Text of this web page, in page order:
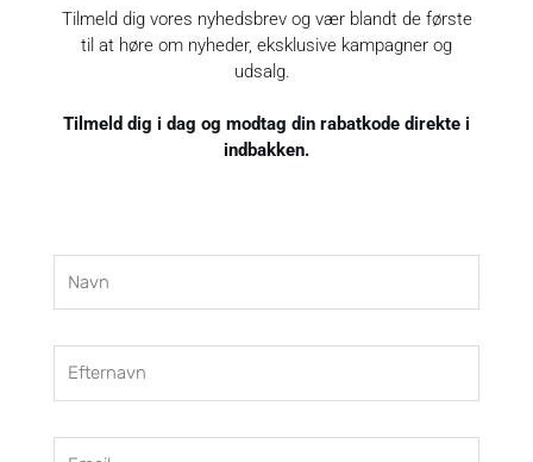
Fragt
Tilmeld dig vores nyhedsbrev og vær blandt de første
til at høre om nyheder, eksklusive kampagner og
udsalg.
Tilmeld dig i dag og modtag din rabatkode direkte i
indbakken.